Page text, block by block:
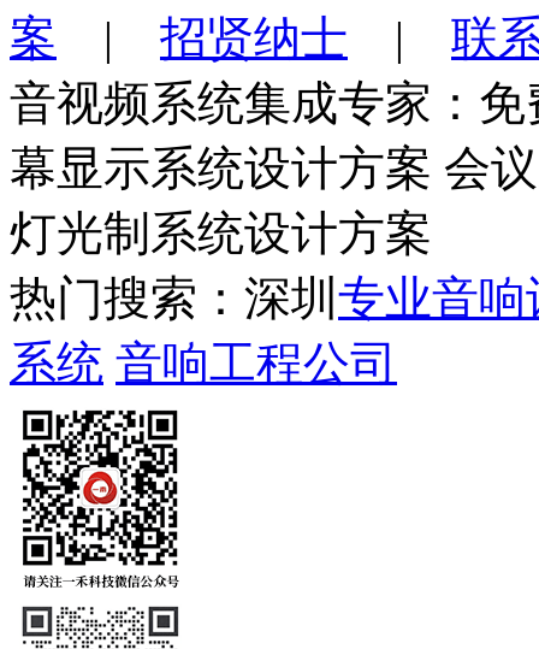
案 | 招贤纳士 | 联
音视频系统集成专家：
幕显示系统设计方案 会
灯光制系统设计方案
热门搜索：深圳 专业音响
系统 音响工程公司